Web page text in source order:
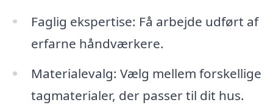
Faglig ekspertise: Få arbejde udført af
erfarne håndværkere.
Materialevalg: Vælg mellem forskellige
tagmaterialer, der passer til dit hus.